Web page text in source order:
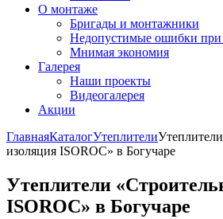
О монтаже
Бригады и монтажники
Недопустимые ошибки
Мнимая экономия
Галерея
Наши проекты
Видеогалерея
Акции
ГлавнаяКаталогУтеплители
изоляция ISOROC» в Богучаре
Утеплители
ISOROC» в Богучаре